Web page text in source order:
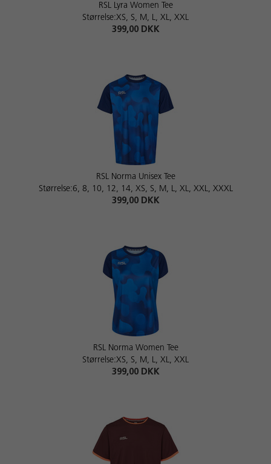
RSL Lyra Women Tee
Størrelse:XS, S, M, L, XL, XXL
399,00 DKK
RSL Norma Unisex Tee
Størrelse:6, 8, 10, 12, 14, XS, S, M, L, XL, XXL, XXXL
399,00 DKK
RSL Norma Women Tee
Størrelse:XS, S, M, L, XL, XXL
399,00 DKK